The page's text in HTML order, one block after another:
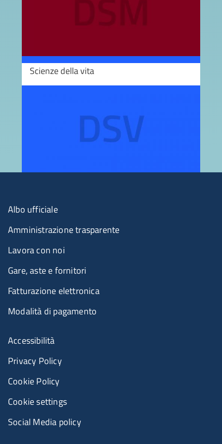
Scienze della vita
Albo ufficiale
Amministrazione trasparente
Lavora con noi
Gare, aste e fornitori
Fatturazione elettronica
Modalità di pagamento
Accessibilità
Privacy Policy
Cookie Policy
Cookie settings
Social Media policy